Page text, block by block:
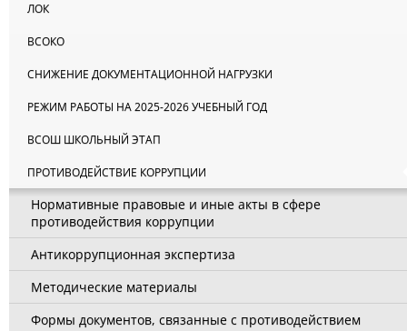
ЛОК
ВСОКО
СНИЖЕНИЕ ДОКУМЕНТАЦИОННОЙ НАГРУЗКИ
РЕЖИМ РАБОТЫ НА 2025-2026 УЧЕБНЫЙ ГОД
ВСОШ ШКОЛЬНЫЙ ЭТАП
ПРОТИВОДЕЙСТВИЕ КОРРУПЦИИ
Нормативные правовые и иные акты в сфере
противодействия коррупции
Антикоррупционная экспертиза
Методические материалы
Формы документов, связанные с противодействием